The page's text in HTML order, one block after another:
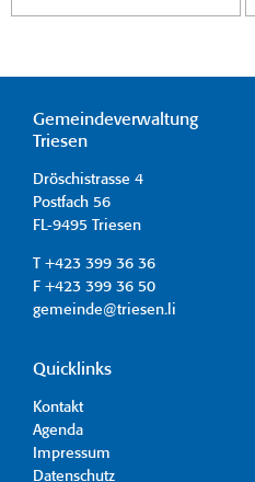
Gemeindeverwaltung
Triesen
Dröschistrasse 4
Postfach 56
FL-9495 Triesen
T +423 399 36 36
F +423 399 36 50
gemeinde@triesen.li
Quicklinks
Kontakt
Agenda
Impressum
Datenschutz